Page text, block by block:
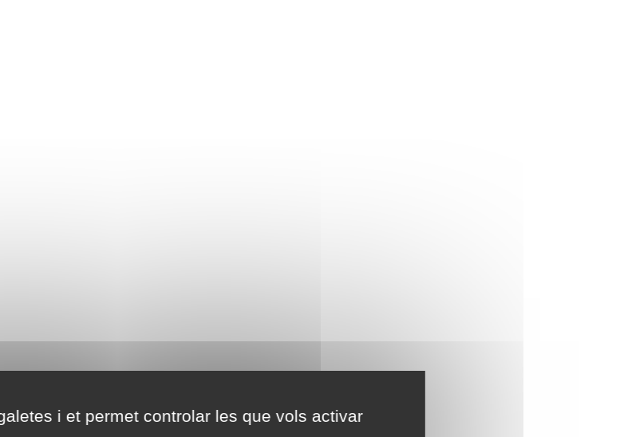
i et permet controlar les que vols activar